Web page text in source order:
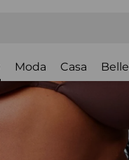
Moda Casa